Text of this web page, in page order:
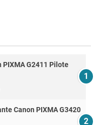
G2411 Pilote
Canon PIXMA G3420